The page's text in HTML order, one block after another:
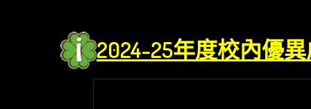
2024-25年度校內優異